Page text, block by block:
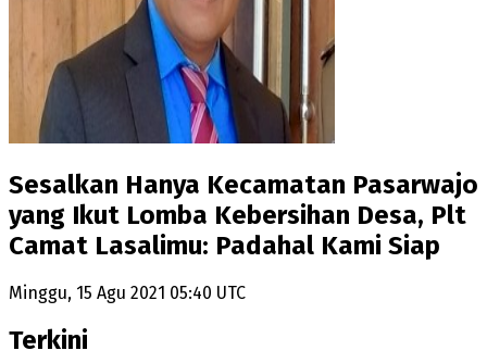
Sesalkan Hanya Kecamatan Pasarwajo
yang Ikut Lomba Kebersihan Desa, Plt
Camat Lasalimu: Padahal Kami Siap
Minggu, 15 Agu 2021 05:40 UTC
Terkini